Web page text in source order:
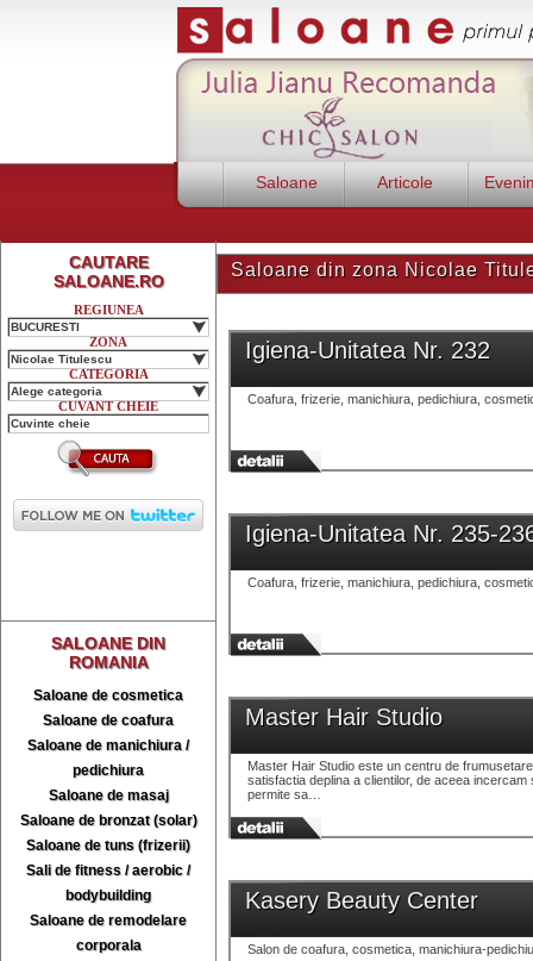
Saloane Articole
CAUTARE
SALOANE.RO
REGIUNEA
BUCURESTI
ZONA
Nicolae Titulescu
CATEGORIA
Alege categoria
CUVANT CHEIE
SALOANE DIN
ROMANIA
Saloane de cosmetica
Saloane de coafura
Saloane de manichiura /
pedichiura
Saloane de masaj
Saloane de bronzat (solar)
Saloane de tuns (frizerii)
Sali de fitness / aerobic /
bodybuilding
Saloane de remodelare
corporala
Saloane din zona Nicolae
Igiena-Unitatea Nr. 232
Coafura, frizerie, manichiura, pedichiura,
Igiena-Unitatea Nr. 235-
Coafura, frizerie, manichiura, pedichiura,
Master Hair Studio
Master Hair Studio este un centru de
satisfactia deplina a clientilor, de aceea
permite sa…
Kasery Beauty Center
Salon de coafura, cosmetica, manichiura-